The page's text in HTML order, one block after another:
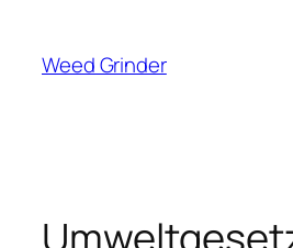
springen
Weed Grinder